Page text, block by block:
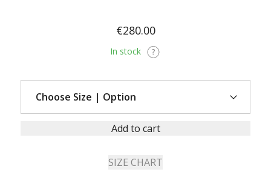
€280.00
In stock
Add to cart
SIZE CHART